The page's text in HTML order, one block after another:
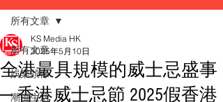
所有文章
娛樂頭條
潮流生活
所有文章
全港最具規模的威士忌盛事
─ 香港威士忌節 2025假香港
KS Media HK
2025年5月10日